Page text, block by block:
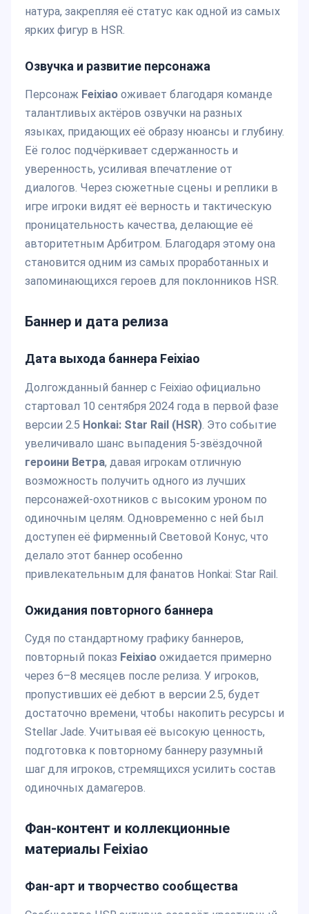
натура, закрепляя её статус как одной из самых
ярких фигур в HSR.
Озвучка и развитие персонажа
Персонаж Feixiao оживает благодаря команде
талантливых актёров озвучки на разных
языках, придающих её образу нюансы и глубину.
Её голос подчёркивает сдержанность и
уверенность, усиливая впечатление от
диалогов. Через сюжетные сцены и реплики в
игре игроки видят её верность и тактическую
проницательность качества, делающие её
авторитетным Арбитром. Благодаря этому она
становится одним из самых проработанных и
запоминающихся героев для поклонников HSR.
Баннер и дата релиза
Дата выхода баннера Feixiao
Долгожданный баннер с Feixiao официально
стартовал 10 сентября 2024 года в первой фазе
версии 2.5 Honkai: Star Rail (HSR) . Это событие
увеличивало шанс выпадения 5-звёздочной
героини Ветра, давая игрокам отличную
возможность получить одного из лучших
персонажей-охотников с высоким уроном по
одиночным целям. Одновременно с ней был
доступен её фирменный Световой Конус, что
делало этот баннер особенно
привлекательным для фанатов Honkai: Star Rail.
Ожидания повторного баннера
Судя по стандартному графику баннеров,
повторный показ Feixiao ожидается примерно
через 6–8 месяцев после релиза. У игроков,
пропустивших её дебют в версии 2.5, будет
достаточно времени, чтобы накопить ресурсы и
Stellar Jade. Учитывая её высокую ценность,
подготовка к повторному баннеру разумный
шаг для игроков, стремящихся усилить состав
одиночных дамагеров.
Фан-контент и коллекционные
материалы Feixiao
Фан-арт и творчество сообщества